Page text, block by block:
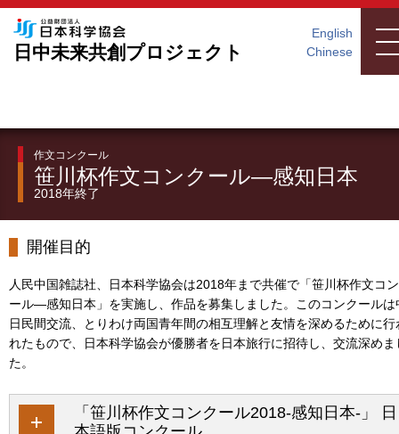
日中未来共創プロジェクト
English
Chinese
作文コンクール
笹川杯作文コンクール―感知日本
2018年終了
開催目的
人民中国雑誌社、日本科学協会は2018年まで共催で「笹川杯作文コ
ール―感知日本」を実施し、作品を募集しました。このコンクールは
日民間交流、とりわけ両国青年間の相互理解と友情を深めるために行
れたもので、日本科学協会が優勝者を日本旅行に招待し、交流深めま
た。
「笹川杯作文コンクール2018-感知日本-」 日